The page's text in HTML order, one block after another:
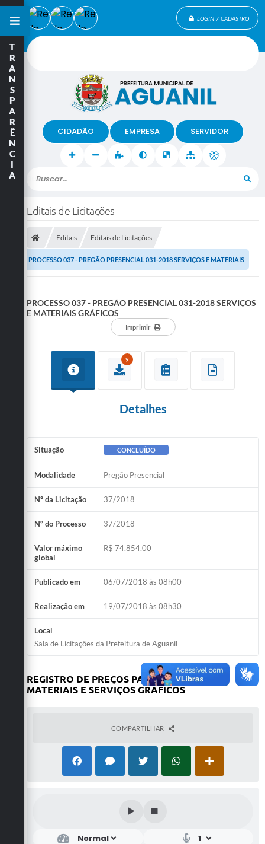
LOGIN / CADASTRO
Buscar...
CIDADÃO EMPRESA SERVIDOR
T
R
A
N
S
P
A
R
Ê
N
C
I
A
Editais de Licitações
Editais Editais de Licitações
PROCESSO 037 - PREGÃO PRESENCIAL 031-2018 SERVIÇOS E MATERIAIS
PROCESSO 037 - PREGÃO PRESENCIAL 031-2018 SERVIÇOS
E MATERIAIS GRÁFICOS
Imprimir
9
Detalhes
Situação CONCLUÍDO
Modalidade Pregão Presencial
Nº da Licitação 37/2018
Nº do Processo 37/2018
Valor máximo
global
R$ 74.854,00
Publicado em 06/07/2018 às 08h00
Realização em 19/07/2018 às 08h30
Local
Sala de Licitações da Prefeitura de Aguanil
REGISTRO DE PREÇOS PARA AQUISIÇÃO DE
MATERIAIS E SERVIÇOS GRÁFICOS
COMPARTILHAR